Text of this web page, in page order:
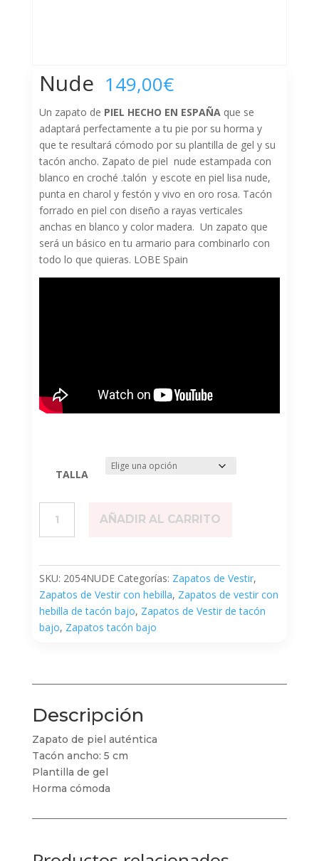
Nude 149,00€
Un zapato de PIEL HECHO EN ESPAÑAque se
adaptará perfectamente a tu pie por su horma y
que te resultará cómodo por su plantilla de gel y su
tacón ancho. Zapato de piel nude estampada con
blanco en croché .talón y escote en piel lisa nude,
punta en charol y festón y vivo en oro rosa. Tacón
forrado en piel con diseño a rayas verticales
anchas en blanco y color madera. Un zapato que
será un básico en tu armario para combinarlo con
todo lo que quieras. LOBE Spain
TALLA
cantidad
AÑADIR AL CARRITO
SKU: 2054NUDE Categorías: Zapatos de Vestir,
Zapatos de Vestir con hebilla, Zapatos de vestir con
hebilla de tacón bajo, Zapatos de Vestir de tacón
bajo, Zapatos tacón bajo
Descripción
Zapato de piel auténtica
Tacón ancho: 5 cm
Plantilla de gel
Horma cómoda